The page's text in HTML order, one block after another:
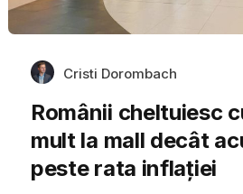
Cristi Dorombach
Românii cheltuiesc
mult la mall decât
peste rata inflației